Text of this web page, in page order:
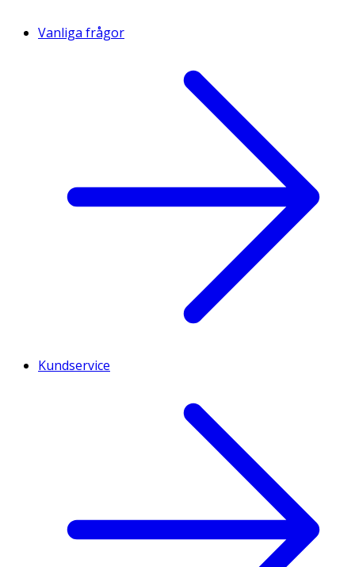
Vanliga frågor
Kundservice